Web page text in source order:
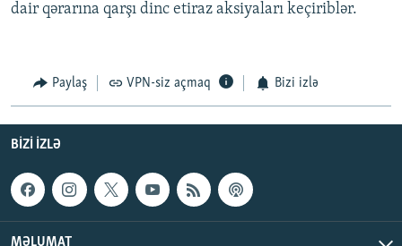
dair qərarına qarşı dinc etiraz aksiyaları keçiriblər.
Paylaş VPN-siz açmaq Bizi izlə
BIZI IZLƏ
MƏLUMAT